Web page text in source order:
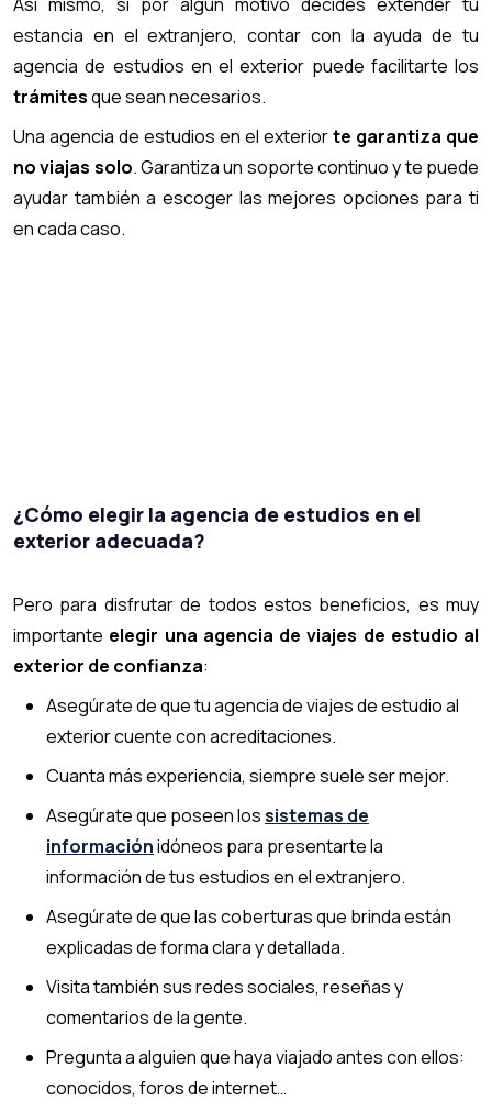
estancia en el extranjero, contar con la ayuda de tu
agencia de estudios en el exterior puede facilitarte los
trámitesque sean necesarios.
Una agencia de estudios en el exteriorte garantiza que
no viajas solo. Garantiza un soporte continuo y te puede
ayudar también a escoger las mejores opciones para ti
en cada caso.
¿Cómo elegir la agencia de estudios en el
exterior adecuada?
Pero para disfrutar de todos estos beneficios, es muy
importante elegir una agencia de viajes de estudio al
exterior de confianza:
Asegúrate de que tu agencia de viajes de estudio al
exterior cuente con acreditaciones.
Cuanta más experiencia, siempre suele ser mejor.
Asegúrate que poseen lossistemas de
informaciónidóneos para presentarte la
información de tus estudios en el extranjero.
Asegúrate de que las coberturas que brinda están
explicadas de forma clara y detallada.
Visita también sus redes sociales, reseñas y
comentarios de la gente.
Pregunta a alguien que haya viajado antes con ellos:
conocidos, foros de internet…